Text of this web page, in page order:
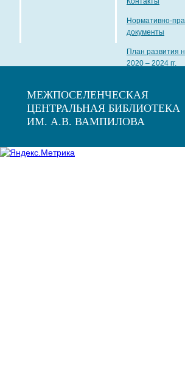
Нормативно-
документы
План развития
2020 – 2024 гг.
МЕЖПОСЕЛЕНЧЕСКАЯ
ЦЕНТРАЛЬНАЯ БИБЛИОТЕКА
ИМ. А.В. ВАМПИЛОВА